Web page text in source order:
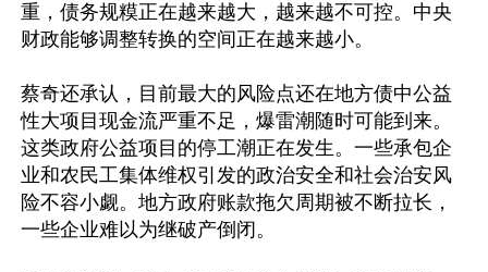
重，债务规糢正在越来越大，越来越不可控。中央
财政能够调整转换的空间正在越来越小。
蔡奇还承认，目前最大的风险点还在地方债中公益
性大项目现金流严重不足，爆雷潮随时可能到来。
这类政府公益项目的停工潮正在发生。一些承包企
业和农民工集体维权引发的政治安全和社会治安风
险不容小觑。地方政府账款拖欠周期被不断拉长，
一些企业难以为继破产倒闭。